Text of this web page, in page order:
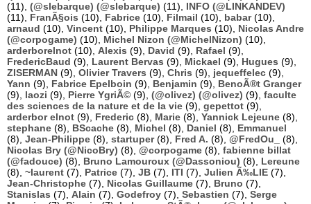
(11), (@slebarque) (@slebarque) (11), INFO (@LINKANDEV)
(11), FranÃ§ois (10), Fabrice (10), Filmail (10), babar(10),
arnaud (10), Vincent (10), Philippe Marques (10), Nicolas Andre
(@corpogame) (10), Michel Nizon (@MichelNizon) (10),
arderborelnot (10), Alexis (9), David (9), Rafael (9),
FredericBaud (9), Laurent Bervas (9), Mickael (9), Hugues (9),
ZISERMAN (9), Olivier Travers (9), Chris (9), jequeffelec (9),
Yann (9), Fabrice Epelboin (9), Benjamin (9), BenoÃ®t Granger
(9), laozi (9), Pierre YgriÃ© (9), (@olivez) (@olivez) (9), faculte
des sciences de la nature et de la vie (9), gepettot (9),
arderbor elnot (9), Frederic (8), Marie (8), Yannick Lejeune (8),
stephane (8), BScache (8), Michel (8), Daniel (8), Emmanuel
(8), Jean-Philippe (8), startuper(8), Fred A. (8), @FredOu_
(8),
Nicolas Bry (@NicoBry) (8), @corpogame (8), fabienne billat
(@fadouce) (8), Bruno Lamouroux (@Dassoniou) (8), Lereune
(8), ~laurent (7), Patrice (7), JB (7), ITI (7), Julien Ã‰LIE (7),
Jean-Christophe (7), Nicolas Guillaume (7), Bruno (7),
Stanislas (7), Alain (7), Godefroy (7), Sebastien (7), Serge